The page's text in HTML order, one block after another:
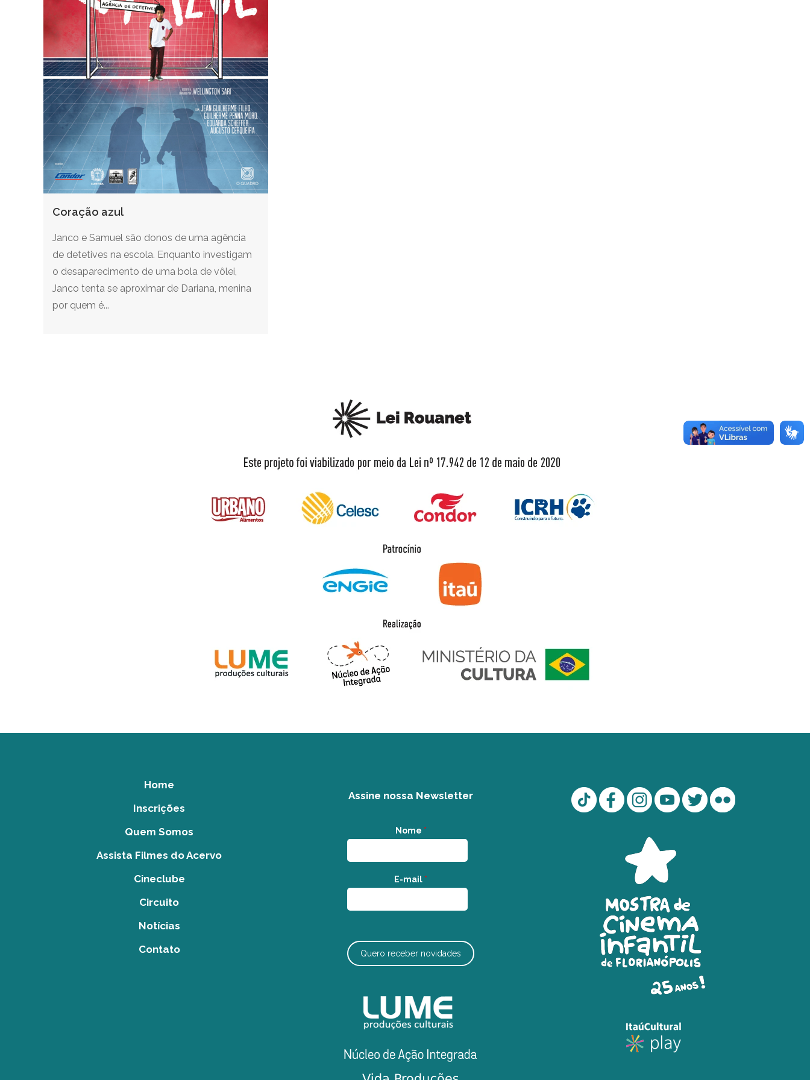
Coração azul
Janco e Samuel são donos de uma agência
de detetives na escola. Enquanto investigam
o desaparecimento de uma bola de vôlei,
Janco tenta se aproximar de Dariana, menina
por quem é...
Home
Inscrições
Quem Somos
Assista Filmes do Acervo
Cineclube
Circuito
Notícias
Contato
Assine nossa Newsletter
Nome *
E-mail *
Quero receber novidades